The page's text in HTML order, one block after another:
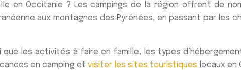
en Occitanie ? Les campings de la région offrent de
aux montagnes des Pyrénées, en passant par les
que les activités à faire en famille, les types
en camping et visiter les sites touristiques locaux en